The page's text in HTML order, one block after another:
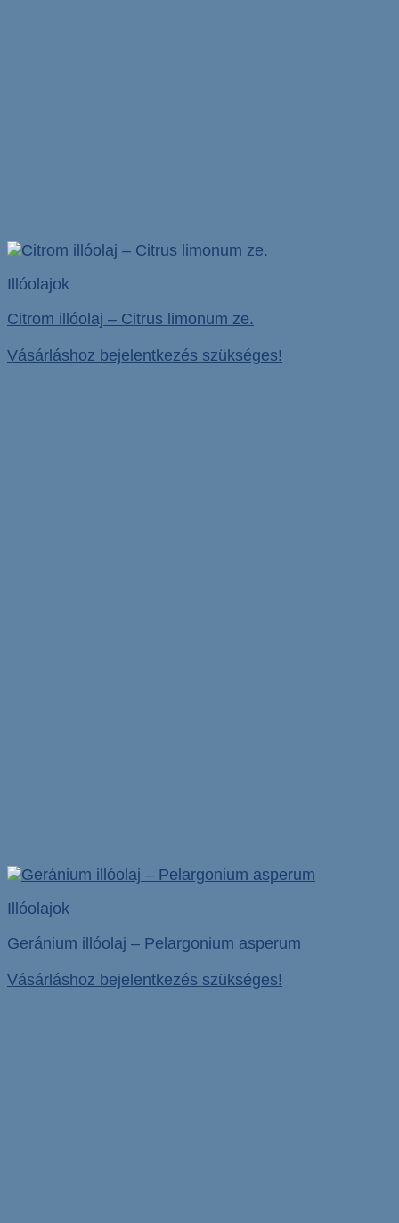
Illóolajok
Citrom illóolaj – Citrus limonum ze.
Vásárláshoz bejelentkezés szükséges!
Illóolajok
Geránium illóolaj – Pelargonium asperum
Vásárláshoz bejelentkezés szükséges!